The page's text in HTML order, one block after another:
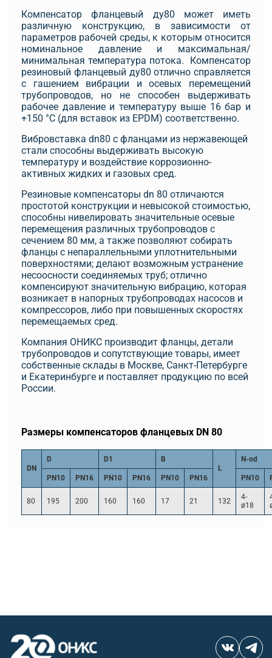
Компенсатор фланцевый ду80 может иметь
различную конструкцию, в зависимости от
параметров рабочей среды, к которым относится
номинальное давление и максимальная/
минимальная температура потока. Компенсатор
резиновый фланцевый ду80 отлично справляется
с гашением вибрации и осевых перемещений
трубопроводов, но не способен выдерживать
рабочее давление и температуру выше 16 бар и
+150 °С (для вставок из EPDM) соответственно.
Вибровставка dn80 с фланцами из нержавеющей
стали способны выдерживать высокую
температуру и воздействие коррозионно-
активных жидких и газовых сред.
Резиновые компенсаторы dn 80 отличаются
простотой конструкции и невысокой стоимостью,
способны нивелировать значительные осевые
перемещения различных трубопроводов с
сечением 80 мм, а также позволяют собирать
фланцы с непараллельными уплотнительными
поверхностями; делают возможным устранение
несоосности соединяемых труб; отлично
компенсируют значительную вибрацию, которая
возникает в напорных трубопроводах насосов и
компрессоров, либо при повышенных скоростях
перемещаемых сред.
Компания ОНИКС производит фланцы, детали
трубопроводов и сопутствующие товары, имеет
собственные склады в Москве, Санкт-Петербурге
и Екатеринбурге и поставляет продукцию по всей
России.
Размеры компенсаторов фланцевых DN 80
DN
D D1
B
L
N-od
PN10 PN16 PN10 PN16 PN10 PN16 PN10
80 195 200 160 160 17 21 132
4-
ø18